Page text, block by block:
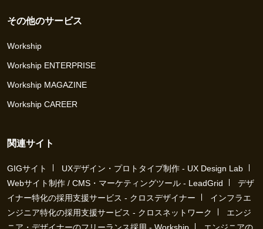
その他のサービス
Workship
Workship ENTERPRISE
Workship MAGAZINE
Workship CAREER
関連サイト
GIGサイト
UXデザイン・プロトタイプ制作 - UX Design Lab
Webサイト制作 / CMS・マーケティングツール - LeadGrid
デザ
イナー特化の採用支援サービス - クロスデザイナー
インフラエ
ンジニア特化の採用支援サービス - クロスネットワーク
エンジ